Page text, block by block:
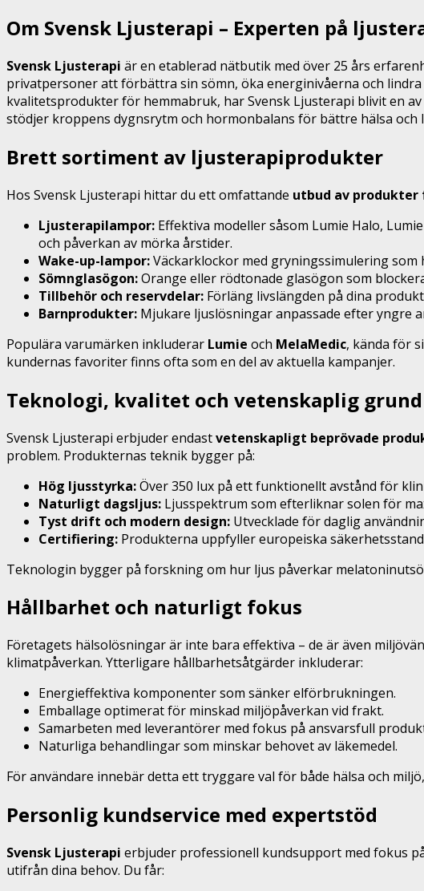
Om Svensk Ljusterapi – Experten på
Svensk Ljusterapi är en etablerad nätbutik med över 25 års
privatpersoner att förbättra sin sömn, öka energinivåerna och
kvalitetsprodukter för hemmabruk, har Svensk Ljusterapi blivit en
stödjer kroppens dygnsrytm och hormonbalans för bättre hälsa och
Brett sortiment av ljusterapiprodukter
Hos Svensk Ljusterapi hittar du ett omfattande utbud av
Ljusterapilampor: Effektiva modeller såsom Lumie Halo,
och påverkan av mörka årstider.
Wake-up-lampor:Väckarklockor med gryningssimulering
Sömnglasögon:Orange eller rödtonade glasögon som
Tillbehör och reservdelar: Förläng livslängden på dina
Barnprodukter: Mjukare ljuslösningar anpassade efter yngre
Populära varumärken inkluderar Lumie och MelaMedic, kända för
kundernas favoriter finns ofta som en del av aktuella kampanjer.
Teknologi, kvalitet och vetenskaplig grund
Svensk Ljusterapi erbjuder endastvetenskapligt beprövade
problem. Produkternas teknik bygger på:
Hög ljusstyrka:Över 350 lux på ett funktionellt avstånd för
Naturligt dagsljus: Ljusspektrum som efterliknar solen för
Tyst drift och modern design: Utvecklade för daglig
Certifiering: Produkterna uppfyller europeiska
Teknologin bygger på forskning om hur ljus påverkar
Hållbarhet och naturligt fokus
Företagets hälsolösningar är inte bara effektiva – de är även
klimatpåverkan. Ytterligare hållbarhetsåtgärder inkluderar:
Energieffektiva komponenter som sänker elförbrukningen.
Emballage optimerat för minskad miljöpåverkan vid frakt.
Samarbeten med leverantörer med fokus på ansvarsfull
Naturliga behandlingar som minskar behovet av läkemedel.
För användare innebär detta ett tryggare val för både hälsa och
Personlig kundservice med expertstöd
Svensk Ljusterapi erbjuder professionell kundsupport med fokus
utifrån dina behov. Du får: